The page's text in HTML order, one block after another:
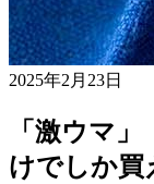
2025年2月23日
「激ウマ
けでしか買